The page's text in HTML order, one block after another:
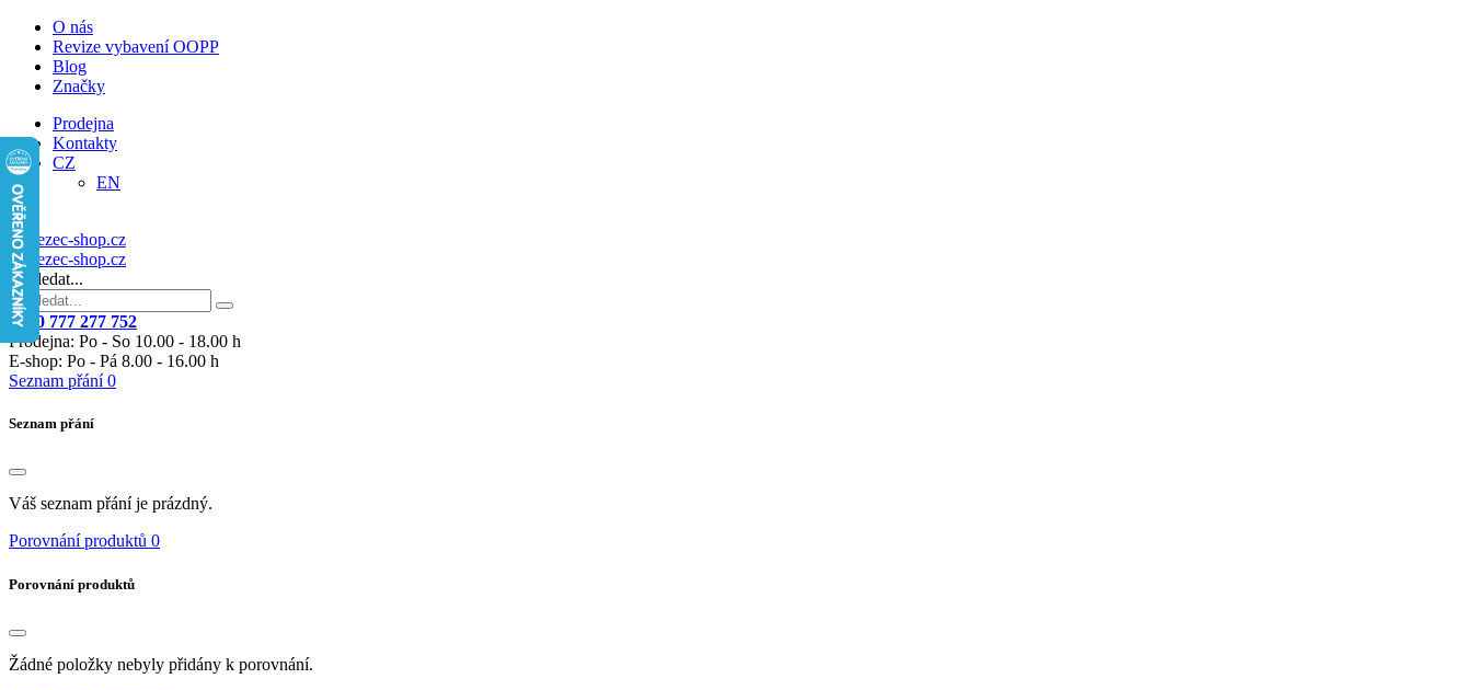
O nás
Revize vybavení OOPP
Blog
Značky
Prodejna
Kontakty
CZ
EN
Vyhledat...
+420 777 277 752
Prodejna: Po - So 10.00 - 18.00 h
E-shop: Po - Pá 8.00 - 16.00 h
Seznam přání 0
Seznam přání
Váš seznam přání je prázdný.
Porovnání produktů 0
Porovnání produktů
Žádné položky nebyly přidány k porovnání.